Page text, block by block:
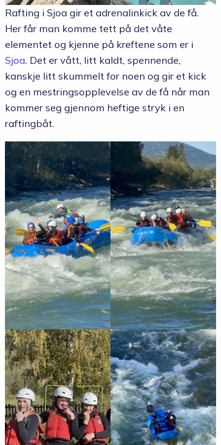
Rafting i Sjoa gir et adrenalinkick av de få.
Her får man komme tett på det våte
elementet og kjenne på kreftene som er i
Sjoa. Det er vått, litt kaldt, spennende,
kanskje litt skummelt for noen og gir et kick
og en mestringsopplevelse av de få når man
kommer seg gjennom heftige stryk i en
raftingbåt.